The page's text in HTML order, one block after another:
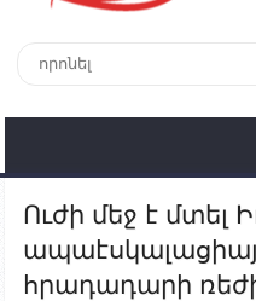
Ուժի մեջ է մտել
հրադադարի